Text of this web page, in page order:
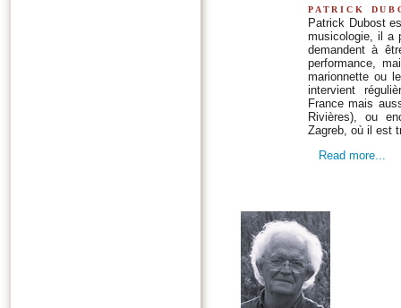
patrick
Patrick Dubost
musicologie, il a
demandent à
performance,
marionnette ou
intervient
France mais
Rivières), ou
Zagreb, où il est
Read more...